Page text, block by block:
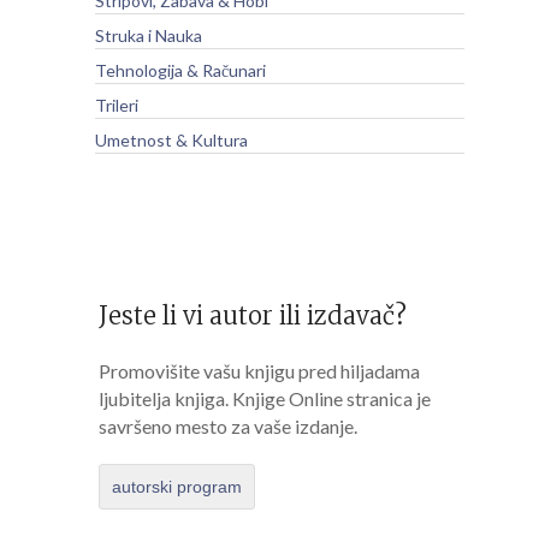
Struka i Nauka
Tehnologija & Računari
Trileri
Umetnost & Kultura
Jeste li vi autor ili izdavač?
Promovišite vašu knjigu pred hiljadama
ljubitelja knjiga. Knjige Online stranica je
savršeno mesto za vaše izdanje.
autorski program